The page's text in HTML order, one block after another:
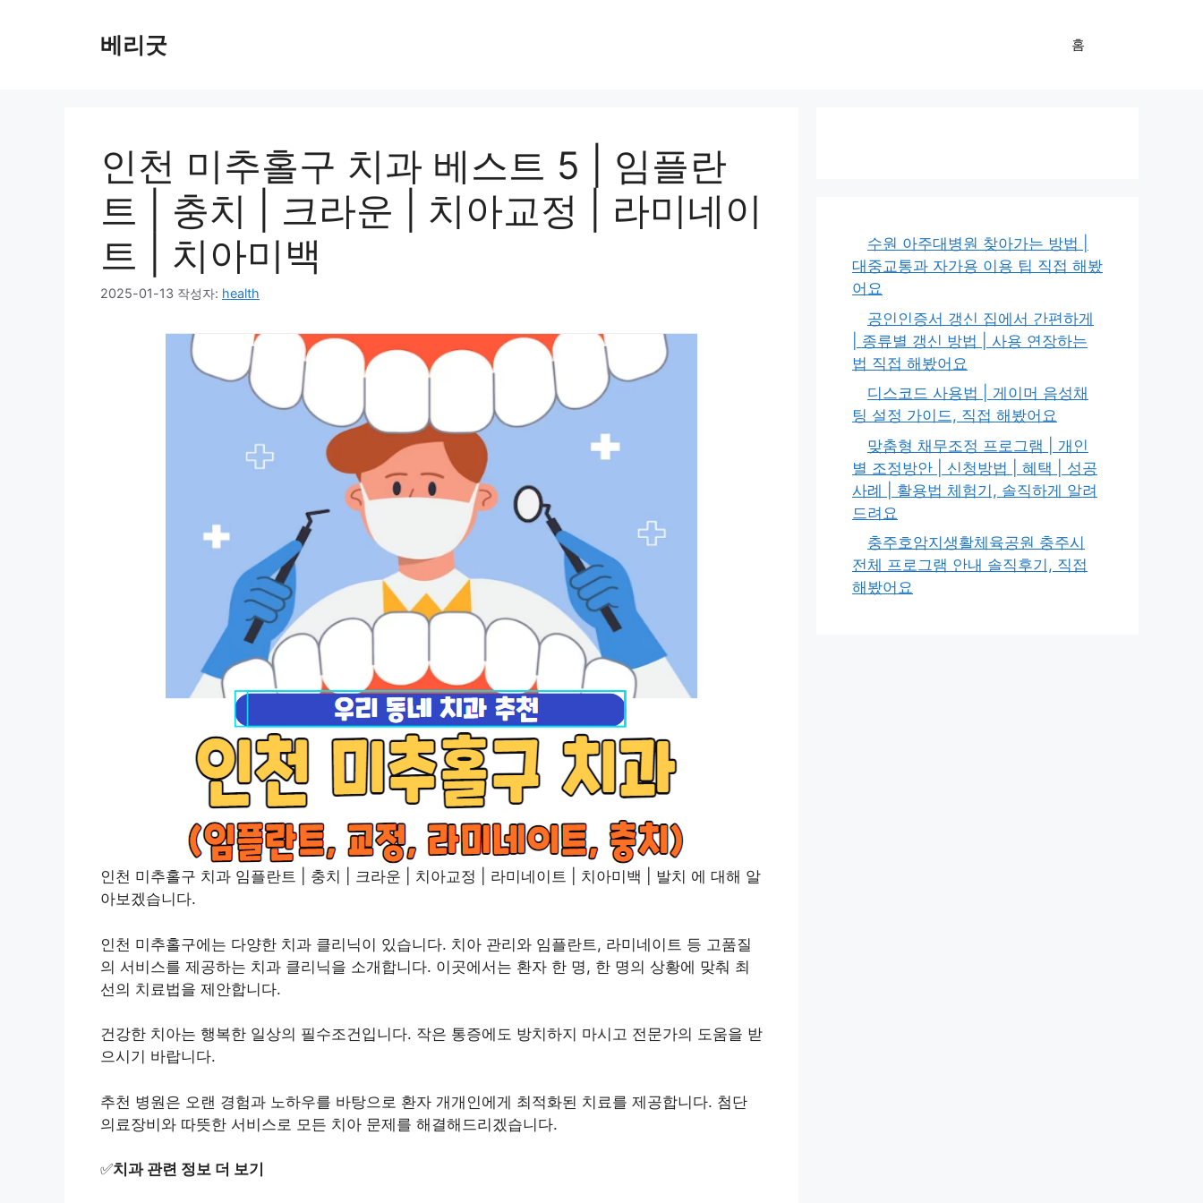
베리굿 홈
인천 미추홀구 치과 베스트 5 | 임플란
트 | 충치 | 크라운 | 치아교정 | 라미네이
트 | 치아미백
2025-01-13 작성자: health
인천 미추홀구 치과 임플란트 | 충치 | 크라운 | 치아교정 | 라미네이트 | 치아미백 | 발치 에 대해 알
아보겠습니다.
인천 미추홀구에는 다양한 치과 클리닉이 있습니다. 치아 관리와 임플란트, 라미네이트 등 고품질
의 서비스를 제공하는 치과 클리닉을 소개합니다. 이곳에서는 환자 한 명, 한 명의 상황에 맞춰 최
선의 치료법을 제안합니다.
건강한 치아는 행복한 일상의 필수조건입니다. 작은 통증에도 방치하지 마시고 전문가의 도움을 받
으시기 바랍니다.
추천 병원은 오랜 경험과 노하우를 바탕으로 환자 개개인에게 최적화된 치료를 제공합니다. 첨단
의료장비와 따뜻한 서비스로 모든 치아 문제를 해결해드리겠습니다.
✅치과 관련 정보 더 보기
수원 아주대병원 찾아가는 방법 |
대중교통과 자가용 이용 팁 직접 해봤
어요
공인인증서 갱신 집에서 간편하게
| 종류별 갱신 방법 | 사용 연장하는
법 직접 해봤어요
디스코드 사용법 | 게이머 음성채
팅 설정 가이드, 직접 해봤어요
맞춤형 채무조정 프로그램 | 개인
별 조정방안 | 신청방법 | 혜택 | 성공
사례 | 활용법 체험기, 솔직하게 알려
드려요
충주호암지생활체육공원 충주시
전체 프로그램 안내 솔직후기, 직접
해봤어요